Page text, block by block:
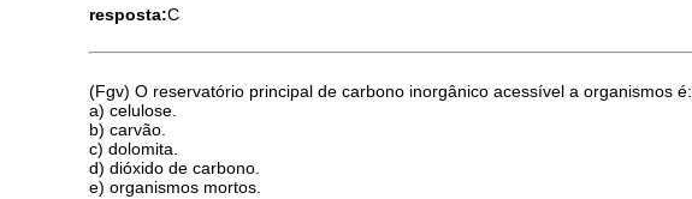
resposta:C
(Fgv) O reservatório principal de carbono inorgânico acessível a organismos é:
a) celulose.
b) carvão.
c) dolomita.
d) dióxido de carbono.
e) organismos mortos.